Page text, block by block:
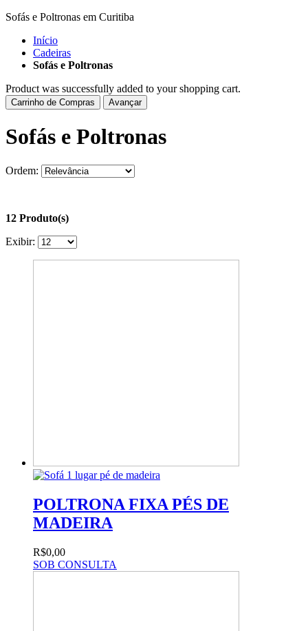
Sofás e Poltronas em Curitiba
Início
Cadeiras
Sofás e Poltronas
Product was successfully added to your shopping cart.
Carrinho de Compras Avançar
Sofás e Poltronas
Ordem:
12 Produto(s)
Exibir:
POLTRONA FIXA PÉS DE
MADEIRA
R$0,00
SOB CONSULTA